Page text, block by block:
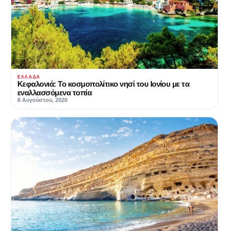
ΕΛΛΆΔΑ
Κεφαλονιά: Το κοσμοπολίτικο νησί του Ιονίου με τα
εναλλασσόμενα τοπία
8 Αυγούστου, 2020